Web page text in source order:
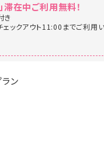
滞在中ご利用無料！
き
ックアウト11:00までご利用い
ン